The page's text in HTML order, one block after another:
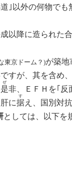
｣以外の何物でも
以降に造られた
東京ドーム？)が築地
すが
其を含め、
是
ぜ
非、 ＥＦＨ を｢反
に据
す
え、国別対
としては
以下を